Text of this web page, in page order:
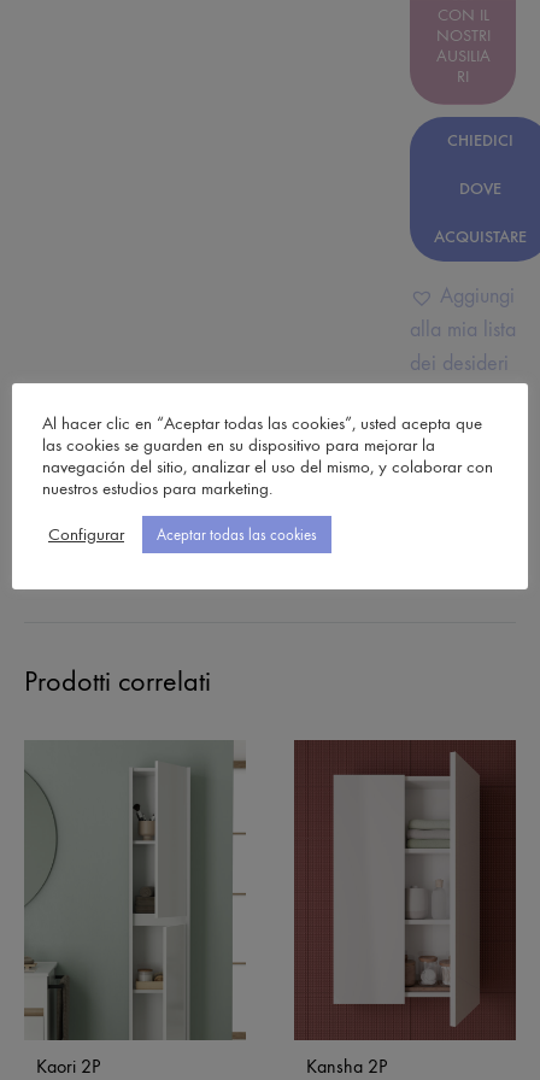
CON IL
NOSTRI
AUSILIA
RI
CHIEDICI
DOVE
ACQUISTARE
Aggiungi
alla mia lista
dei desideri
SHARE
N/A
ACCESSORI KOKORO,AUSILIARI
Prodotti correlati
Kaori 2P Kansha 2P
Al hacer clic en “Aceptar todas las cookies”, usted acepta que
las cookies se guarden en su dispositivo para mejorar la
navegación del sitio, analizar el uso del mismo, y colaborar con
nuestros estudios para marketing.
Configurar Aceptar todas las cookies